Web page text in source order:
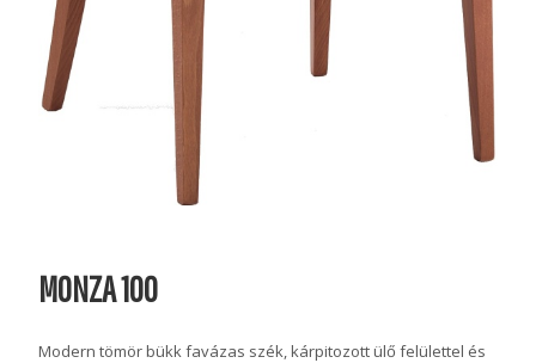
MONZA 100
Modern tömör bükk favázas szék, kárpitozott ülő felülettel és